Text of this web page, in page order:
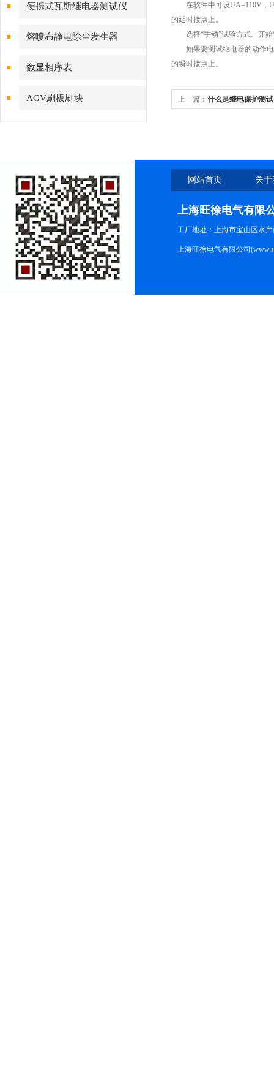
便携式瓦斯继电器测试仪
熔喷布静电除尘发生器
数显相序表
AGV刷板刷块
在软件中可设UA=110V，
的延时接点上。
选择“手动”试验方式。开始
如果要测试继电器的动作电
的瞬时接点上。
上一篇： 什么是继电保护测
网站首页 关
上海旺徐电气有限
工厂地址：上海市宝山区水产
上海旺徐电气有限公司